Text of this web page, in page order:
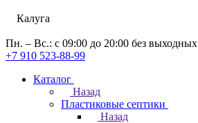
Калуга
Пн. – Вс.: с 09:00 до 20:00 без выходных
+7 910 523-88-99
Каталог
Назад
Пластиковые септики
Назад